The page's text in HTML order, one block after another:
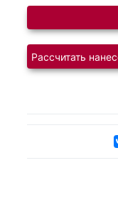
Рассчитать